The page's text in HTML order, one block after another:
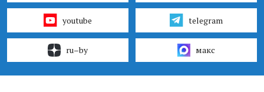
youtube telegram
ru–by макс